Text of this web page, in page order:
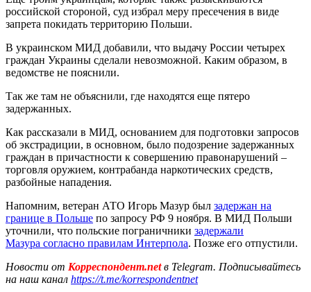
российской стороной, суд избрал меру пресечения в виде
запрета покидать территорию Польши.
В украинском МИД добавили, что выдачу России четырех
граждан Украины сделали невозможной. Каким образом, в
ведомстве не пояснили.
Так же там не объяснили, где находятся еще пятеро
задержанных.
Как рассказали в МИД, основанием для подготовки запросов
об экстрадиции, в основном, было подозрение задержанных
граждан в причастности к совершению правонарушений –
торговля оружием, контрабанда наркотических средств,
разбойные нападения.
Напомним, ветеран АТО Игорь Мазур был задержан на
границе в Польше по запросу РФ 9 ноября. В МИД Польши
уточнили, что польские пограничники задержали
Мазура согласно правилам Интерпола. Позже его отпустили.
Новости от Корреспондент.netв Telegram. Подписывайтесь
на наш канал https://t.me/korrespondentnet